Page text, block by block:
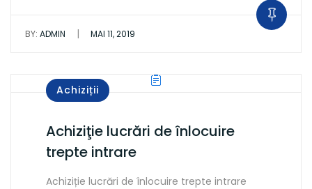
BY: ADMIN | MAI 11, 2019
Achiziții
Achiziţie lucrări de înlocuire
trepte intrare
Achiziție lucrări de înlocuire trepte intrare